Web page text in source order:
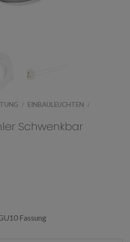
/ EINBAULEUCHTEN /
Schwenkbar
Fassung